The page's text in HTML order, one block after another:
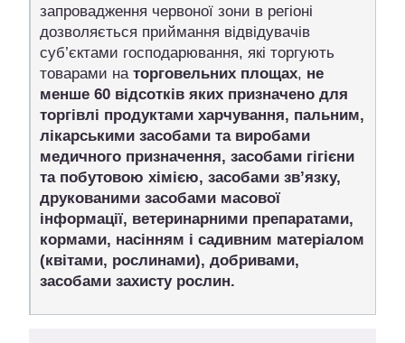
запровадження червоної зони в регіоні
дозволяється приймання відвідувачів
суб’єктами господарювання, які торгують
товарами на торговельних площах, не
менше 60 відсотків яких призначено для
торгівлі продуктами харчування, пальним,
лікарськими засобами та виробами
медичного призначення, засобами гігієни
та побутовою хімією, засобами зв’язку,
друкованими засобами масової
інформації, ветеринарними препаратами,
кормами, насінням і садивним матеріалом
(квітами, рослинами), добривами,
засобами захисту рослин.